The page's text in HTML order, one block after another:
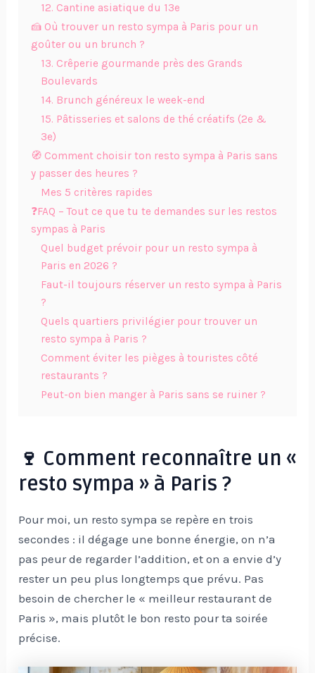
12. Cantine asiatique du 13e
🍰 Où trouver un resto sympa à Paris pour un
goûter ou un brunch ?
13. Crêperie gourmande près des Grands
Boulevards
14. Brunch généreux le week-end
15. Pâtisseries et salons de thé créatifs (2e &
3e)
🧭 Comment choisir ton resto sympa à Paris sans
y passer des heures ?
Mes 5 critères rapides
❓FAQ – Tout ce que tu te demandes sur les restos
sympas à Paris
Quel budget prévoir pour un resto sympa à
Paris en 2026 ?
Faut-il toujours réserver un resto sympa à Paris
?
Quels quartiers privilégier pour trouver un
resto sympa à Paris ?
Comment éviter les pièges à touristes côté
restaurants ?
Peut-on bien manger à Paris sans se ruiner ?
🍷 Comment reconnaître un «
resto sympa » à Paris ?
Pour moi, un resto sympa se repère en trois
secondes : il dégage une bonne énergie, on n’a
pas peur de regarder l’addition, et on a envie d’y
rester un peu plus longtemps que prévu. Pas
besoin de chercher le « meilleur restaurant de
Paris », mais plutôt le bon resto pour ta soirée
précise.